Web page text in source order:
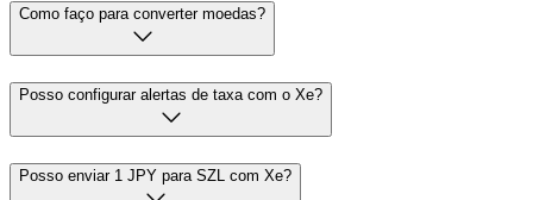
Como faço para converter moedas?
Posso configurar alertas de taxa com o Xe?
Posso enviar 1 JPY para SZL com Xe?